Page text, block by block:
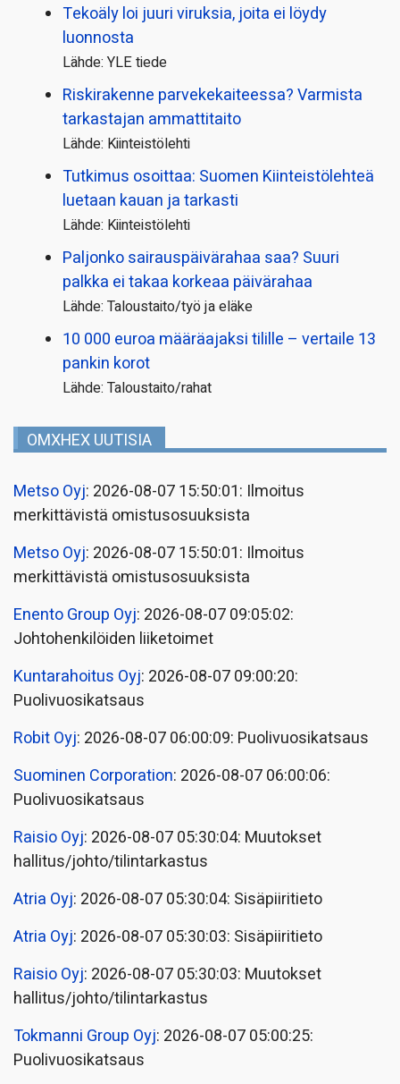
Tekoäly loi juuri viruksia, joita ei löydy
luonnosta
Lähde: YLE tiede
Riskirakenne parvekekaiteessa? Varmista
tarkastajan ammattitaito
Lähde: Kiinteistölehti
Tutkimus osoittaa: Suomen Kiinteistölehteä
luetaan kauan ja tarkasti
Lähde: Kiinteistölehti
Paljonko sairauspäivä­rahaa saa? Suuri
palkka ei takaa korkeaa päivärahaa
Lähde: Taloustaito/työ ja eläke
10 000 euroa määräajaksi tilille – vertaile 13
pankin korot
Lähde: Taloustaito/rahat
OMXHEX UUTISIA
Metso Oyj: 2026-08-07 15:50:01: Ilmoitus
merkittävistä omistusosuuksista
Metso Oyj: 2026-08-07 15:50:01: Ilmoitus
merkittävistä omistusosuuksista
Enento Group Oyj: 2026-08-07 09:05:02:
Johtohenkilöiden liiketoimet
Kuntarahoitus Oyj: 2026-08-07 09:00:20:
Puolivuosikatsaus
Robit Oyj: 2026-08-07 06:00:09: Puolivuosikatsaus
Suominen Corporation: 2026-08-07 06:00:06:
Puolivuosikatsaus
Raisio Oyj: 2026-08-07 05:30:04: Muutokset
hallitus/johto/tilintarkastus
Atria Oyj: 2026-08-07 05:30:04: Sisäpiiritieto
Atria Oyj: 2026-08-07 05:30:03: Sisäpiiritieto
Raisio Oyj: 2026-08-07 05:30:03: Muutokset
hallitus/johto/tilintarkastus
Tokmanni Group Oyj: 2026-08-07 05:00:25:
Puolivuosikatsaus